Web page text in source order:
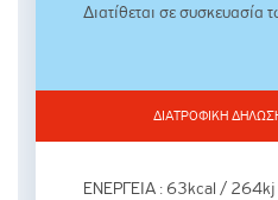
Διατίθεται σε
ΔΙΑΤΡΟΦΙΚΗ
ΕΝΕΡΓΕΙΑ : 63kcal / 264kj